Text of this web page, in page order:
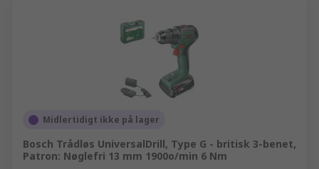
Midlertidigt ikke på lager
Bosch Trådløs UniversalDrill, Type G - britisk 3-benet,
Patron: Nøglefri 13 mm 1900o/min 6 Nm